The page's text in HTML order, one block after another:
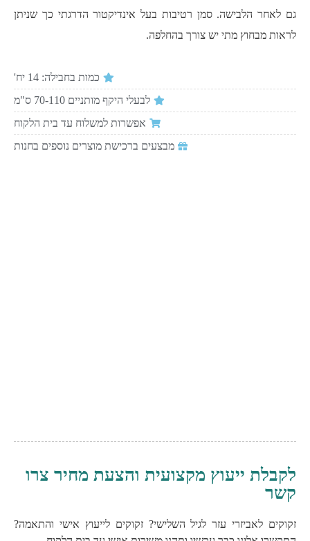
גם לאחר הלבישה. סמן רטיבות בעל אינדיקטור הדרגתי כך שניתן
לראות מבחוץ מתי יש צורך בהחלפה.
כמות בחבילה: 14 יח'
לבעלי היקף מותניים 70-110 ס"מ
אפשרות למשלוח עד בית הלקוח
מבצעים ברכישת מוצרים נוספים בחנות
לקבלת ייעוץ מקצועית והצעת מחיר צרו
קשר
זקוקים לאביזרי עזר לגיל השלישי? זקוקים לייעוץ אישי והתאמה?